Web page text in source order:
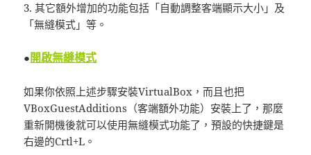
3. 其它額外增加的功能包括「自動調整客端顯示大小」及
「無縫模式」等。
●開啟無縫模式
如果你依照上述步驟安裝VirtualBox，而且也把
VBoxGuestAdditions（客端額外功能）安裝上了，那麼
重新開機後就可以使用無縫模式功能了，預設的快捷鍵是
右邊的Crtl+L。